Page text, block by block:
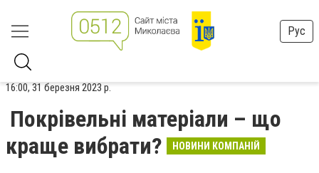
Рус
16:00, 31 березня 2023 р.
Покрівельні матеріали – що
краще вибрати?
НОВИНИ КОМПАНІЙ